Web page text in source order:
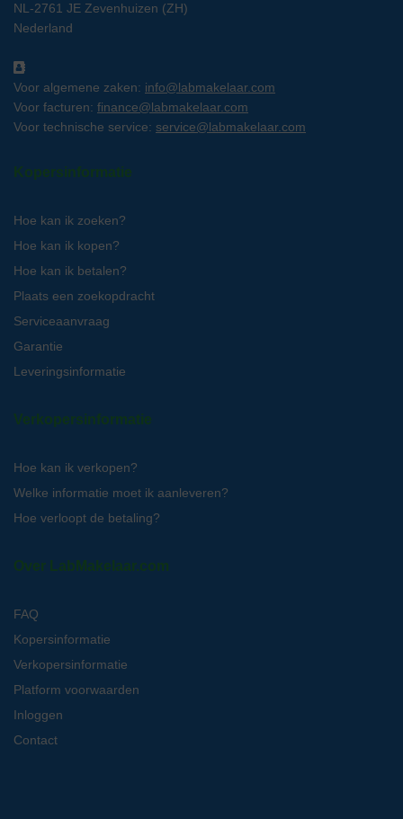
NL-2761 JE Zevenhuizen (ZH)
Nederland
Voor algemene zaken: info@labmakelaar.com
Voor facturen: finance@labmakelaar.com
Voor technische service: service@labmakelaar.com
Kopersinformatie
Hoe kan ik zoeken?
Hoe kan ik kopen?
Hoe kan ik betalen?
Plaats een zoekopdracht
Serviceaanvraag
Garantie
Leveringsinformatie
Verkopersinformatie
Hoe kan ik verkopen?
Welke informatie moet ik aanleveren?
Hoe verloopt de betaling?
Over LabMakelaar.com
FAQ
Kopersinformatie
Verkopersinformatie
Platform voorwaarden
Inloggen
Contact